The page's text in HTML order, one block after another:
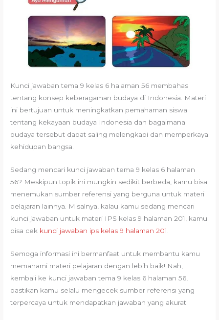
Kunci jawaban tema 9 kelas 6 halaman 56 membahas
tentang konsep keberagaman budaya di Indonesia. Materi
ini bertujuan untuk meningkatkan pemahaman siswa
tentang kekayaan budaya Indonesia dan bagaimana
budaya tersebut dapat saling melengkapi dan memperkaya
kehidupan bangsa.
Sedang mencari kunci jawaban tema 9 kelas 6 halaman
56? Meskipun topik ini mungkin sedikit berbeda, kamu bisa
menemukan sumber referensi yang berguna untuk materi
pelajaran lainnya. Misalnya, kalau kamu sedang mencari
kunci jawaban untuk materi IPS kelas 9 halaman 201, kamu
bisa cek kunci jawaban ips kelas 9 halaman 201
Semoga informasi ini bermanfaat untuk membantu kamu
memahami materi pelajaran dengan lebih baik! Nah,
kembali ke kunci jawaban tema 9 kelas 6 halaman 56,
pastikan kamu selalu mengecek sumber referensi yang
terpercaya untuk mendapatkan jawaban yang akurat.